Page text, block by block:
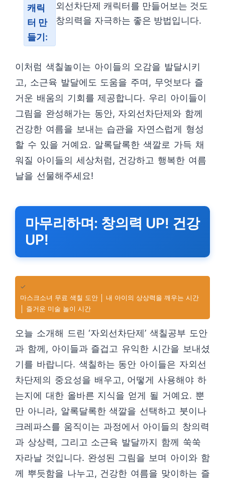
캐릭
터 만
들기:
외선차단제 캐릭터를 만들어보는 것도
창의력을 자극하는 좋은 방법입니다.
이처럼 색칠놀이는 아이들의 오감을 발달시키
고, 소근육 발달에도 도움을 주며, 무엇보다 즐
거운 배움의 기회를 제공합니다. 우리 아이들이
그림을 완성해가는 동안, 자외선차단제와 함께
건강한 여름을 보내는 습관을 자연스럽게 형성
할 수 있을 거예요. 알록달록한 색깔로 가득 채
워질 아이들의 세상처럼, 건강하고 행복한 여름
날을 선물해주세요!
마무리하며: 창의력 UP! 건강
UP!
✓
마스크소녀 무료 색칠 도안 │ 내 아이의 상상력을 깨우는 시간
│ 즐거운 미술 놀이 시간
오늘 소개해 드린 ‘자외선차단제’ 색칠공부 도안
과 함께, 아이들과 즐겁고 유익한 시간을 보내셨
기를 바랍니다. 색칠하는 동안 아이들은 자외선
차단제의 중요성을 배우고, 어떻게 사용해야 하
는지에 대한 올바른 지식을 얻게 될 거예요. 뿐
만 아니라, 알록달록한 색깔을 선택하고 붓이나
크레파스를 움직이는 과정에서 아이들의 창의력
과 상상력, 그리고 소근육 발달까지 함께 쑥쑥
자라날 것입니다. 완성된 그림을 보며 아이와 함
께 뿌듯함을 나누고, 건강한 여름을 맞이하는 즐